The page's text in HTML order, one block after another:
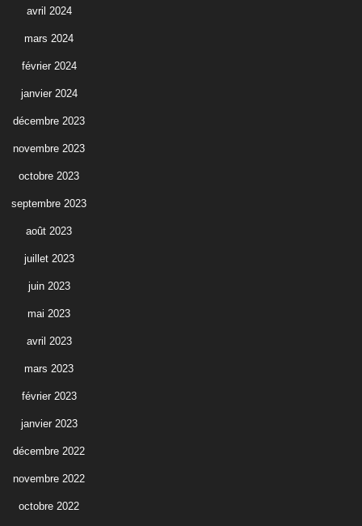
avril 2024
mars 2024
février 2024
janvier 2024
décembre 2023
novembre 2023
octobre 2023
septembre 2023
août 2023
juillet 2023
juin 2023
mai 2023
avril 2023
mars 2023
février 2023
janvier 2023
décembre 2022
novembre 2022
octobre 2022